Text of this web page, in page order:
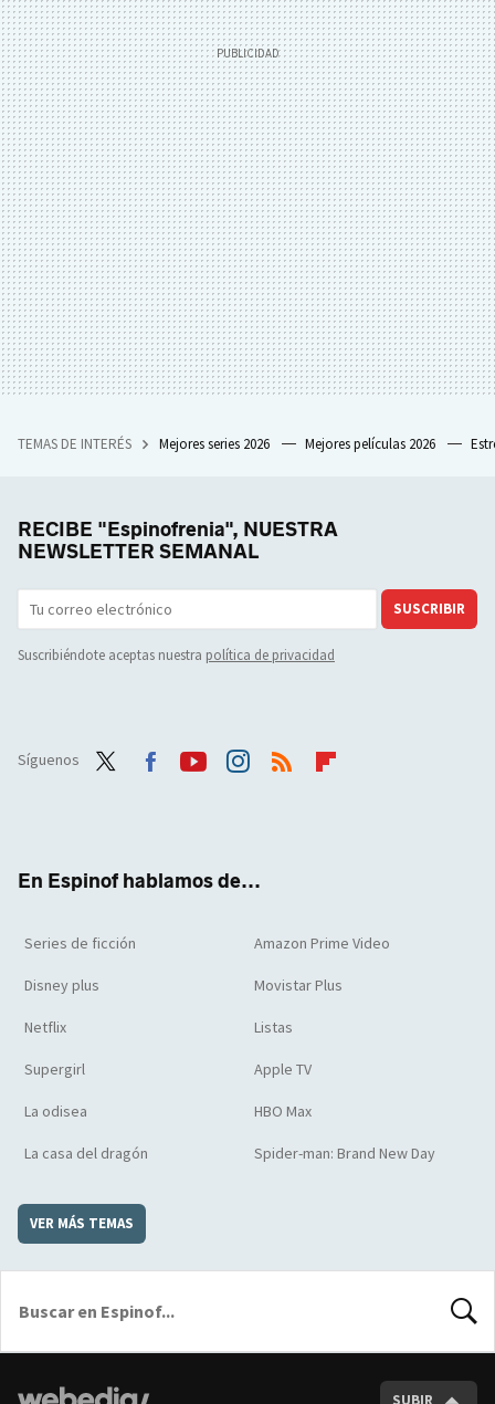
TEMAS DE INTERÉS Mejores series 2026 Mejores películas 2026
RECIBE "Espinofrenia", NUESTRA
NEWSLETTER SEMANAL
SUSCRIBIR
Suscribiéndote aceptas nuestra política de privacidad
Síguenos
En Espinof hablamos de...
Series de ficción Amazon Prime Video
Disney plus Movistar Plus
Netflix Listas
Supergirl Apple TV
La odisea HBO Max
La casa del dragón Spider-man: Brand New Day
VER MÁS TEMAS
SUBIR